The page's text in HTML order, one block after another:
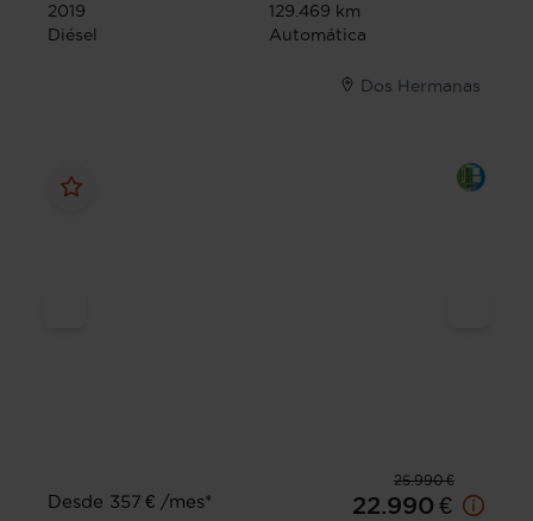
2019
129.469 km
Diésel
Automática
Dos Hermanas
25.990 €
Desde 357 € /mes*
22.990 €